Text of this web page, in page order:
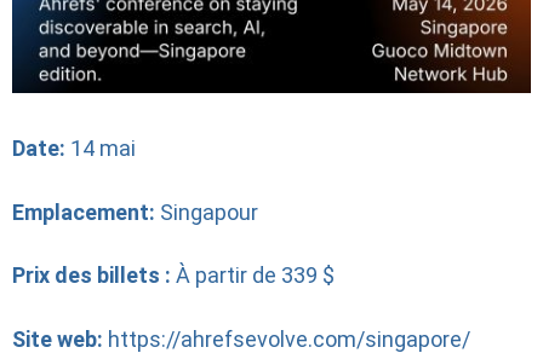
Date: 14 mai
Emplacement: Singapour
Prix ​​des billets : À partir de 339 $
Site web: https://ahrefsevolve.com/singapore/